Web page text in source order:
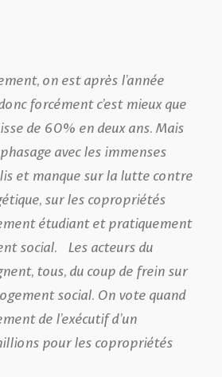
on est après l’année
forcément c’est mieux que
de 60% en deux ans. Mais
avec les immenses
et manque sur la lutte contre
sur les copropriétés
étudiant et pratiquement
social. Les acteurs du
tous, du coup de frein sur
social. On vote quand
de l’exécutif d’un
pour les copropriétés